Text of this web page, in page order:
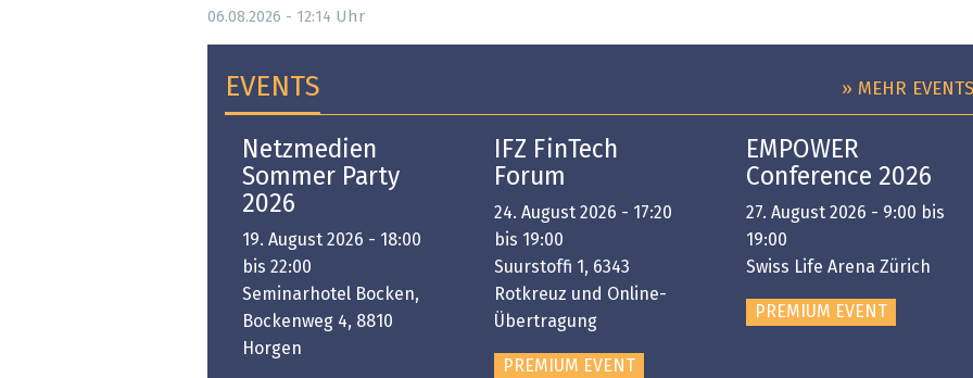
06.08.2026 - 12:14 Uhr
EVENTS » MEHR
Netzmedien
Sommer Party
2026
19. August 2026 - 18:00
bis 22:00
Seminarhotel Bocken,
Bockenweg 4, 8810
Horgen
IFZ FinTech
Forum
24. August 2026 - 17:20
bis 19:00
Suurstoffi 1, 6343
Rotkreuz und Online-
Übertragung
PREMIUM EVENT
EMPOWER
Conference 2026
27. August 2026 - 9:00 bis
19:00
Swiss Life Arena Zürich
PREMIUM EVENT